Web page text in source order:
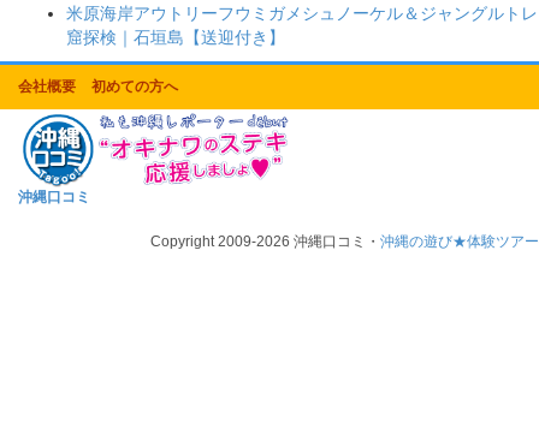
米原海岸アウトリーフウミガメシュノーケル＆ジャングルト
窟探検｜石垣島【送迎付き】
会社概要 初めての方へ
沖縄口コミ
Copyright 2009-2026 沖縄口コミ・沖縄の遊び★体験ツアー